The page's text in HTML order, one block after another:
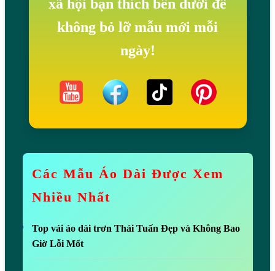
xã hội bạn thích bên dưới để
không bỏ lỡ mẫu mới mỗi
ngày!
Các Mẫu Áo Dài Được Xem
Nhiều Nhất
Top vải áo dài trơn Thái Tuấn Đẹp và Không Bao
Giờ Lỗi Mốt